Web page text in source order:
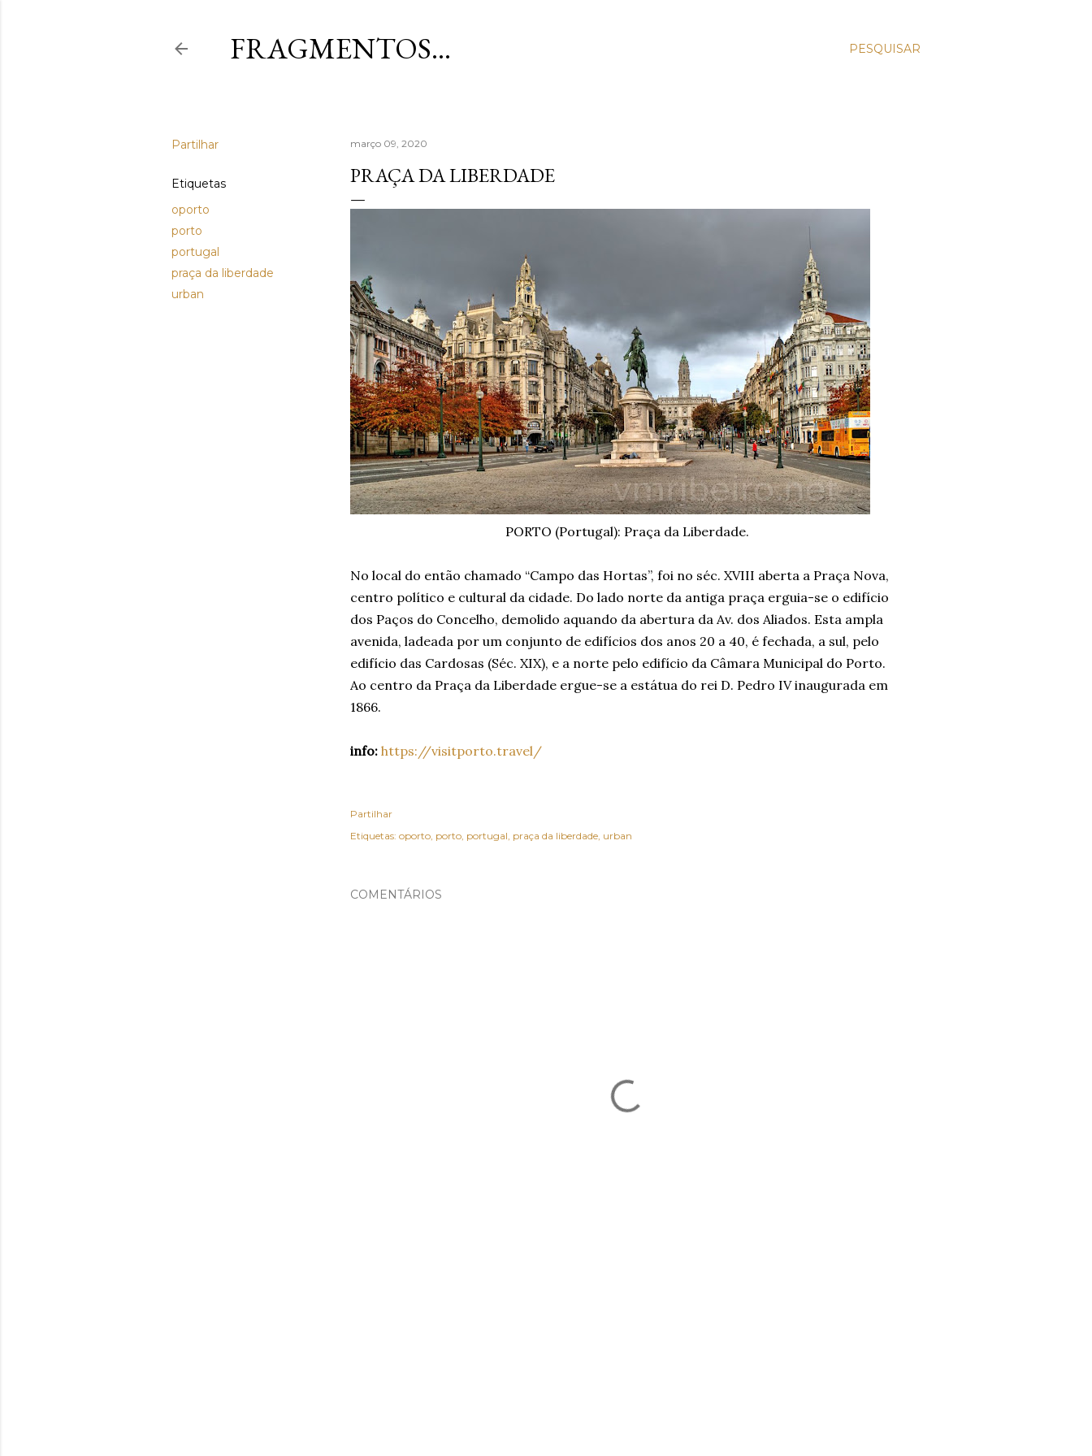
PESQUISAR
FRAGMENTOS...
Partilhar
Etiquetas
oporto
porto
portugal
praça da liberdade
urban
março 09, 2020
PRAÇA DA LIBERDADE
PORTO (Portugal): Praça da Liberdade.
No local do então chamado “Campo das Hortas”, foi no séc. XVIII aberta a Praça Nova,
centro político e cultural da cidade. Do lado norte da antiga praça erguia-se o edifício
dos Paços do Concelho, demolido aquando da abertura da Av. dos Aliados. Esta ampla
avenida, ladeada por um conjunto de edifícios dos anos 20 a 40, é fechada, a sul, pelo
edifício das Cardosas (Séc. XIX), e a norte pelo edifício da Câmara Municipal do Porto.
Ao centro da Praça da Liberdade ergue-se a estátua do rei D. Pedro IV inaugurada em
1866.
info: https://visitporto.travel/
Partilhar
Etiquetas: oporto porto portugal praça da liberdade urban
COMENTÁRIOS